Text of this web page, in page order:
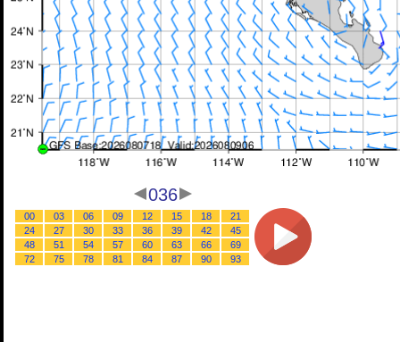
036
00 03 06 09 12 15 18
21
24
27 30 33 36 39 42
45
48
51 54 57 60 63 66
69
72
75 78 81 84 87 90 93